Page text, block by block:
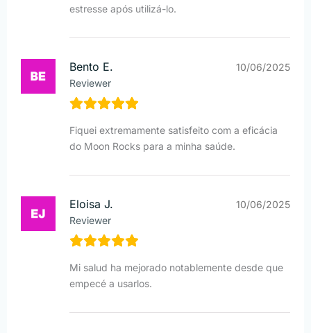
estresse após utilizá-lo.
Bento E.
Reviewer
10/06/2025
Fiquei extremamente satisfeito com a eficácia
do Moon Rocks para a minha saúde.
Eloisa J.
Reviewer
10/06/2025
Mi salud ha mejorado notablemente desde que
empecé a usarlos.